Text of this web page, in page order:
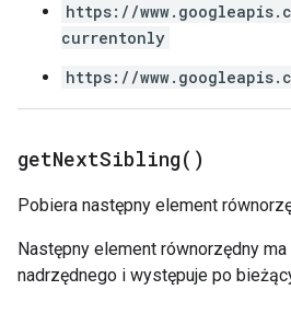
https://
currentonly
https://
getNextSibling( )
Pobiera następny element
Następny element równorzędny
nadrzędnego i występuje po